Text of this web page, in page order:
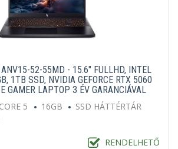
52-55MD - 15.6" FULLHD, INTEL
1TB SSD, NVIDIA GEFORCE RTX 5060
GAMER LAPTOP 3 ÉV GARANCIÁVAL
5 16GB
SSD HÁTTÉRTÁR
RENDELHETŐ